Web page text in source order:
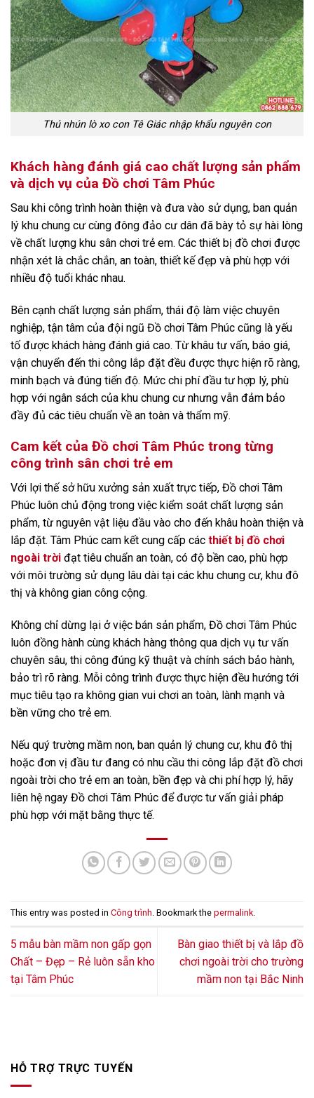
Thú nhún lò xo con Tê Giác nhập khẩu nguyên con
Khách hàng đánh giá cao chất lượng sản phẩm
và dịch vụ của Đồ chơi Tâm Phúc
Sau khi công trình hoàn thiện và đưa vào sử dụng, ban quản
lý khu chung cư cùng đông đảo cư dân đã bày tỏ sự hài lòng
về chất lượng khu sân chơi trẻ em. Các thiết bị đồ chơi được
nhận xét là chắc chắn, an toàn, thiết kế đẹp và phù hợp với
nhiều độ tuổi khác nhau.
Bên cạnh chất lượng sản phẩm, thái độ làm việc chuyên
nghiệp, tận tâm của đội ngũ Đồ chơi Tâm Phúc cũng là yếu
tố được khách hàng đánh giá cao. Từ khâu tư vấn, báo giá,
vận chuyển đến thi công lắp đặt đều được thực hiện rõ ràng,
minh bạch và đúng tiến độ. Mức chi phí đầu tư hợp lý, phù
hợp với ngân sách của khu chung cư nhưng vẫn đảm bảo
đầy đủ các tiêu chuẩn về an toàn và thẩm mỹ.
Cam kết của Đồ chơi Tâm Phúc trong từng
công trình sân chơi trẻ em
Với lợi thế sở hữu xưởng sản xuất trực tiếp, Đồ chơi Tâm
Phúc luôn chủ động trong việc kiểm soát chất lượng sản
phẩm, từ nguyên vật liệu đầu vào cho đến khâu hoàn thiện và
lắp đặt. Tâm Phúc cam kết cung cấp các thiết bị đồ chơi
ngoài trời đạt tiêu chuẩn an toàn, có độ bền cao, phù hợp
với môi trường sử dụng lâu dài tại các khu chung cư, khu đô
thị và không gian công cộng.
Không chỉ dừng lại ở việc bán sản phẩm, Đồ chơi Tâm Phúc
luôn đồng hành cùng khách hàng thông qua dịch vụ tư vấn
chuyên sâu, thi công đúng kỹ thuật và chính sách bảo hành,
bảo trì rõ ràng. Mỗi công trình được thực hiện đều hướng tới
mục tiêu tạo ra không gian vui chơi an toàn, lành mạnh và
bền vững cho trẻ em.
Nếu quý trường mầm non, ban quản lý chung cư, khu đô thị
hoặc đơn vị đầu tư đang có nhu cầu thi công lắp đặt đồ chơi
ngoài trời cho trẻ em an toàn, bền đẹp và chi phí hợp lý, hãy
liên hệ ngay Đồ chơi Tâm Phúc để được tư vấn giải pháp
phù hợp với mặt bằng thực tế.
This entry was posted in Công trình . Bookmark the permalink
5 mẫu bàn mầm non gấp gọn
Chất – Đẹp – Rẻ luôn sẵn kho
tại Tâm Phúc
Bàn giao thiết bị và lắp đồ
chơi ngoài trời cho trường
mầm non tại Bắc Ninh
HỖ TRỢ TRỰC TUYẾN